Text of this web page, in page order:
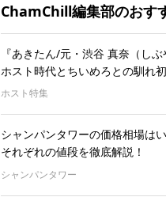
ChamChill編集部のおす
『あきたん/元・渋谷 真奈（し
ホスト時代とちいめろとの馴れ
ホスト特集
シャンパンタワーの価格相場は
それぞれの値段を徹底解説！
シャンパンタワー